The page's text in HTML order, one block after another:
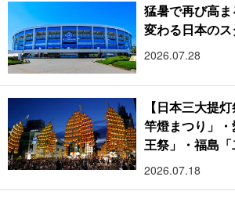
猛暑で再び高
変わる日本の
2026.07.28
【日本三大提
竿燈まつり」
王祭」・福島
り」:おびただ
2026.07.18